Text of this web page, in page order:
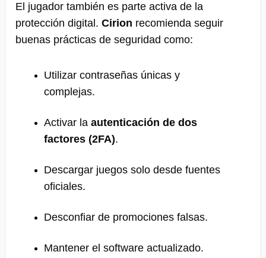
El jugador también es parte activa de la
protección digital. Cirion recomienda seguir
buenas prácticas de seguridad como:
Utilizar contraseñas únicas y
complejas.
Activar la autenticación de dos
factores (2FA).
Descargar juegos solo desde fuentes
oficiales.
Desconfiar de promociones falsas.
Mantener el software actualizado.